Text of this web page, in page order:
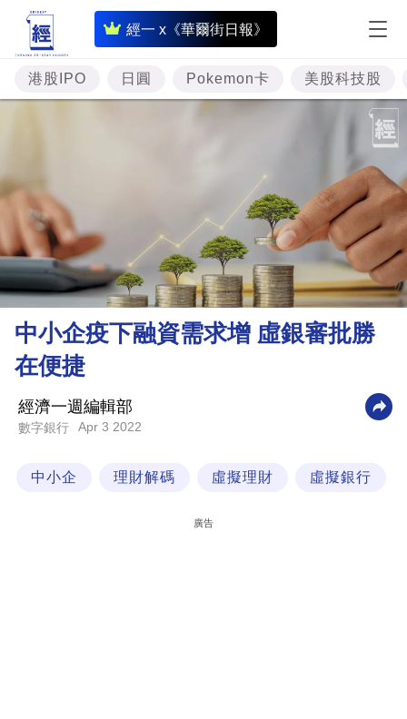
經一 x《華爾街日報》
即
時
財
經
市
理
財
業
科
港股IPO 日圓 Pokemon卡 美股科技股
中小企疫下融資需求增 虛銀審批勝
在便捷
經濟一週編輯部
數字銀行 Apr 3 2022
中小企 理財解碼 虛擬理財 虛擬銀行
廣告